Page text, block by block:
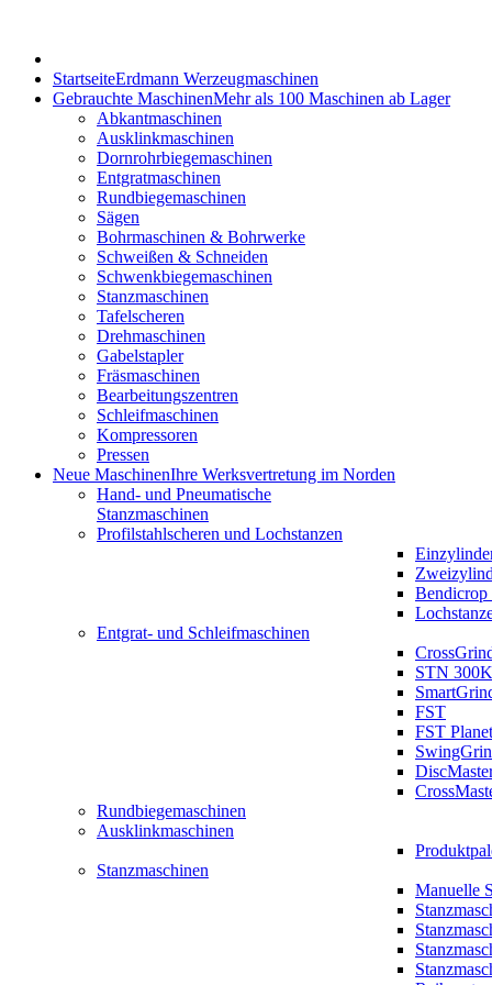
StartseiteErdmann Werzeugmaschinen
Gebrauchte MaschinenMehr als 100 Maschinen ab Lager
Abkantmaschinen
Ausklinkmaschinen
Dornrohrbiegemaschinen
Entgratmaschinen
Rundbiegemaschinen
Sägen
Bohrmaschinen & Bohrwerke
Schweißen & Schneiden
Schwenkbiegemaschinen
Stanzmaschinen
Tafelscheren
Drehmaschinen
Gabelstapler
Fräsmaschinen
Bearbeitungszentren
Schleifmaschinen
Kompressoren
Pressen
Neue MaschinenIhre Werksvertretung im Norden
Hand- und Pneumatische
Stanzmaschinen
Profilstahlscheren und Lochstanzen
Bendicrop
Entgrat- und Schleifmaschinen
STN
FST
FST
Rundbiegemaschinen
Ausklinkmaschinen
Stanzmaschinen
Manuelle